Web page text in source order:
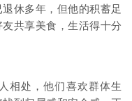
休多年，但他的积蓄足
共享美食，生活得十分
相处，他们喜欢群体生